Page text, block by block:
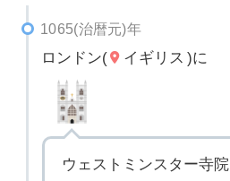
1065(治暦元)年
ロンドン( イギリス )に
ウェストミンスター寺院